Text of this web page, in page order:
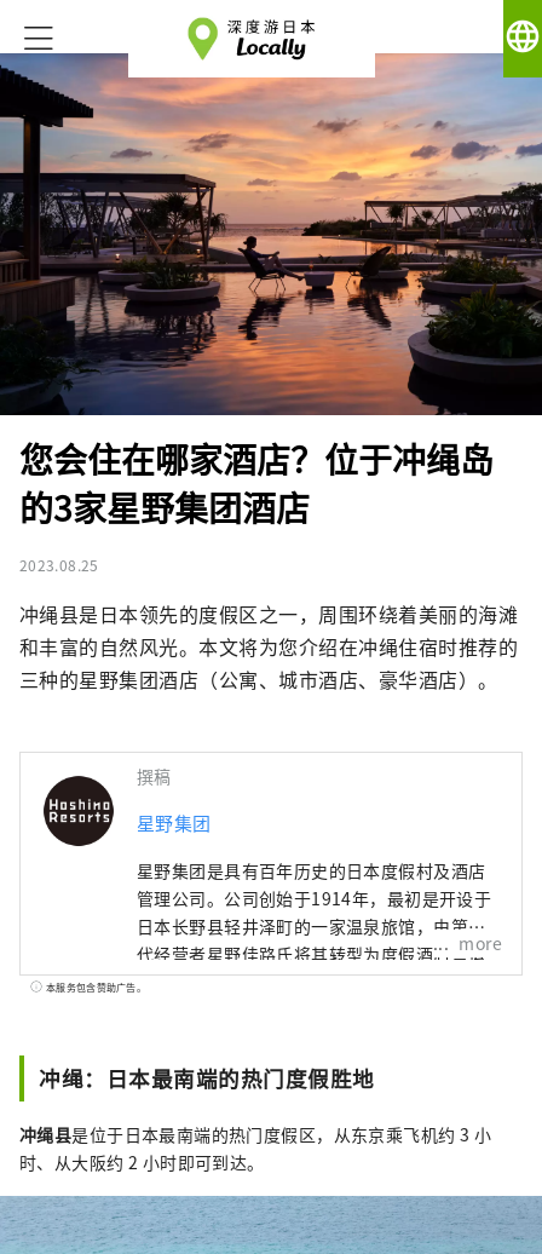
language
您会住在哪家酒店？位于冲绳岛
的3家星野集团酒店
2023.08.25
冲绳县是日本领先的度假区之一，周围环绕着美丽的海滩
和丰富的自然风光。本文将为您介绍在冲绳住宿时推荐的
三种的星野集团酒店（公寓、城市酒店、豪华酒店）。
撰稿
星野集团
星野集团是具有百年历史的日本度假村及酒店
管理公司。公司创始于1914年，最初是开设于
日本长野县轻井泽町的一家温泉旅馆，由第四
代经营者星野佳路氏将其转型为度假酒店营运
公司，继而发展成为业界具有影响力的存在。
在地区本土特色及精致细腻的日式服务，目前
经营有顶级奢华酒店品牌“虹夕诺雅”、日式
精品温泉旅馆品牌“界”、时尚亲子度假村品
牌“RISONARE”、都市观光酒店品牌
“OMO”、以自由为本的兴趣主题酒店品牌
“BEB”五大品牌，及其他个性酒店设施。
more
本服务包含赞助广告。
冲绳：日本最南端的热门度假胜地
冲绳县是位于日本最南端的热门度假区，从东京乘飞机约 3 小
时、从大阪约 2 小时即可到达。